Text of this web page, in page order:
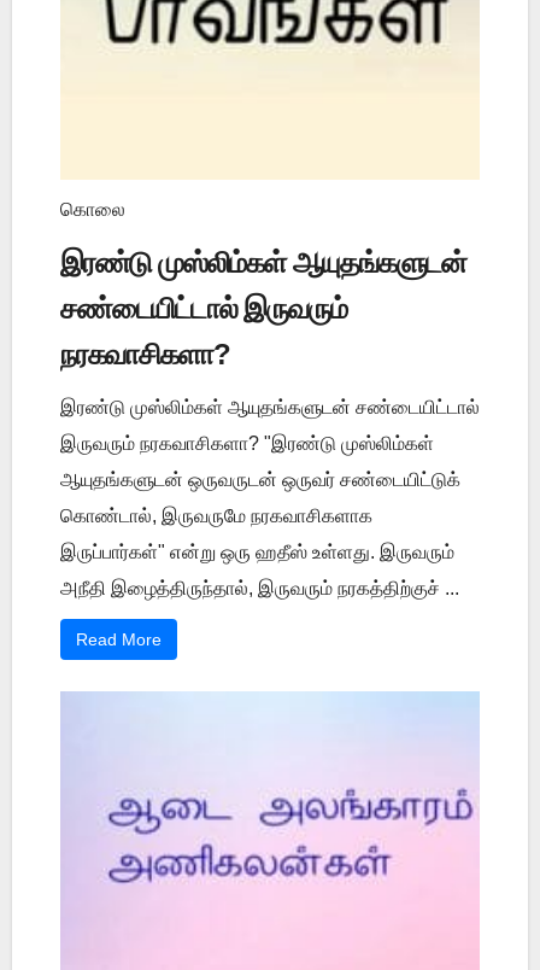
கொலை
இரண்டு முஸ்லிம்கள் ஆயுதங்களுடன்
சண்டையிட்டால் இருவரும்
நரகவாசிகளா?
இரண்டு முஸ்லிம்கள் ஆயுதங்களுடன் சண்டையிட்டால்
இருவரும் நரகவாசிகளா? "இரண்டு முஸ்லிம்கள்
ஆயுதங்களுடன் ஒருவருடன் ஒருவர் சண்டையிட்டுக்
கொண்டால், இருவருமே நரகவாசிகளாக
இருப்பார்கள்" என்று ஒரு ஹதீஸ் உள்ளது. இருவரும்
அநீதி இழைத்திருந்தால், இருவரும் நரகத்திற்குச் ...
Read More